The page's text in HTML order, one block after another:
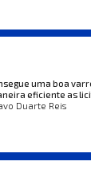
uma boa
eficiente as
Duarte Reis